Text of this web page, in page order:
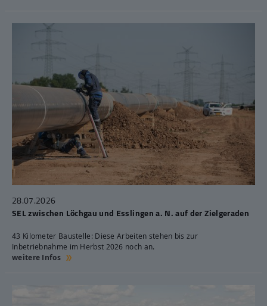
28.07.2026
SEL zwischen Löchgau und Esslingen a. N. auf der Zielgeraden
43 Kilometer Baustelle: Diese Arbeiten stehen bis zur
Inbetriebnahme im Herbst 2026 noch an.
weitere Infos